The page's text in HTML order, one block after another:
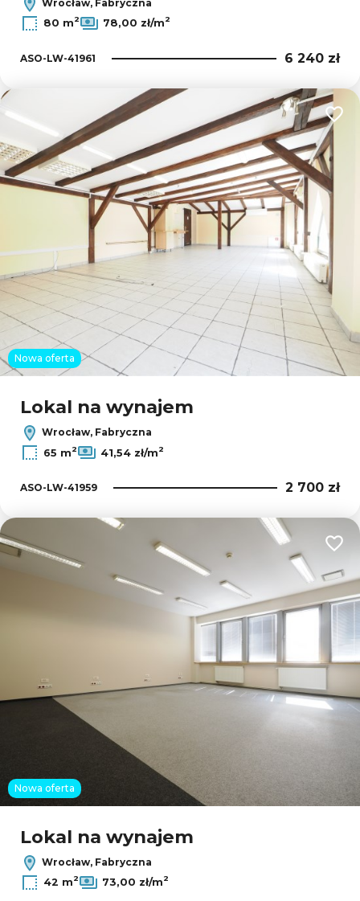
Wrocław, Fabryczna
80 m2 78,00 zł/m2
ASO-LW-41961 6 240 zł
Nowa oferta
Lokal na wynajem
Wrocław, Fabryczna
65 m2 41,54 zł/m2
ASO-LW-41959 2 700 zł
Nowa oferta
Lokal na wynajem
Wrocław, Fabryczna
42 m2 73,00 zł/m2